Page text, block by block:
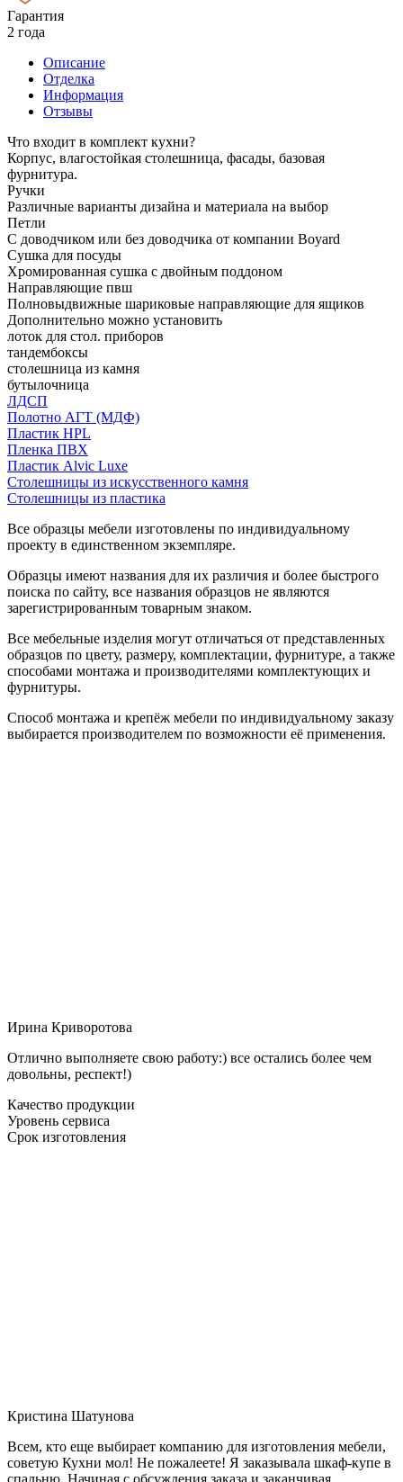
Гарантия
2 года
Описание
Отделка
Информация
Отзывы
Что входит в комплект кухни?
Корпус, влагостойкая столешница, фасады, базовая
фурнитура.
Ручки
Различные варианты дизайна и материала на выбор
Петли
С доводчиком или без доводчика от компании Boyard
Сушка для посуды
Хромированная сушка с двойным поддоном
Направляющие пвш
Полновыдвижные шариковые направляющие для ящиков
Дополнительно можно установить
лоток для стол. приборов
тандембоксы
столешница из камня
бутылочница
ЛДСП
Полотно АГТ (МДФ)
Пластик HPL
Пленка ПВХ
Пластик Alvic Luxe
Столешницы из искусственного камня
Столешницы из пластика
Все образцы мебели изготовлены по индивидуальному
проекту в единственном экземпляре.
Образцы имеют названия для их различия и более быстрого
поиска по сайту, все названия образцов не являются
зарегистрированным товарным знаком.
Все мебельные изделия могут отличаться от представленных
образцов по цвету, размеру, комплектации, фурнитуре, а также
способами монтажа и производителями комплектующих и
фурнитуры.
Способ монтажа и крепёж мебели по индивидуальному заказу
выбирается производителем по возможности её применения.
Ирина Криворотова
Отлично выполняете свою работу:) все остались более чем
довольны, респект!)
Качество продукции
Уровень сервиса
Срок изготовления
Кристина Шатунова
Всем, кто еще выбирает компанию для изготовления мебели,
советую Кухни мол! Не пожалеете! Я заказывала шкаф-купе в
спальню. Начиная с обсуждения заказа и заканчивая